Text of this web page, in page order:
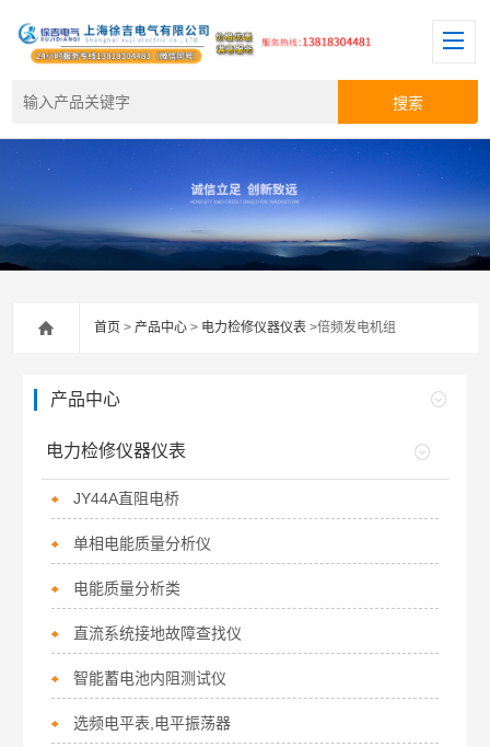
首页 >产品中心 > 电力检修仪器仪表 >倍频发电机组
产品中心
电力检修仪器仪表
JY44A直阻电桥
单相电能质量分析仪
电能质量分析类
直流系统接地故障查找仪
智能蓄电池内阻测试仪
选频电平表,电平振荡器